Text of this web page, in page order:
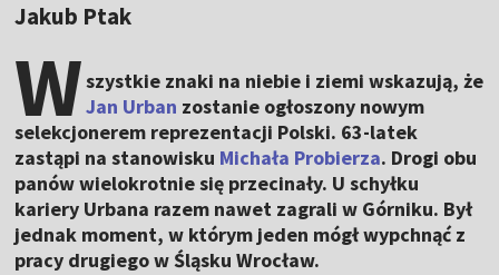
Jakub Ptak
Wszystkie znaki na niebie i ziemi wskazują, że
Jan Urban zostanie ogłoszony nowym
selekcjonerem reprezentacji Polski. 63-latek
zastąpi na stanowisku Michała Probierza. Drogi obu
panów wielokrotnie się przecinały. U schyłku
kariery Urbana razem nawet zagrali w Górniku. Był
jednak moment, w którym jeden mógł wypchnąć z
pracy drugiego w Śląsku Wrocław.